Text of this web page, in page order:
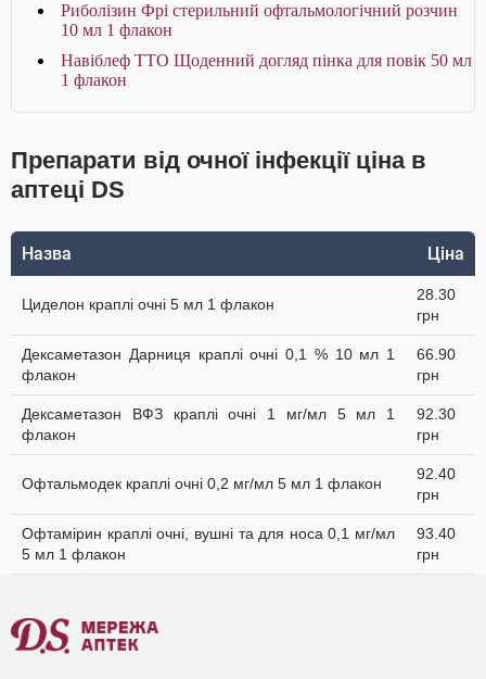
Риболізин Фрі стерильний офтальмологічний розчин
10 мл 1 флакон
Навіблеф ТТО Щоденний догляд пінка для повік 50 мл
1 флакон
Препарати від очної інфекції ціна в
аптеці DS
Назва Ціна
Циделон краплі очні 5 мл 1 флакон
28.30
грн
Дексаметазон Дарниця краплі очні 0,1 % 10 мл 1
флакон
66.90
грн
Дексаметазон ВФЗ краплі очні 1 мг/мл 5 мл 1
флакон
92.30
грн
Офтальмодек краплі очні 0,2 мг/мл 5 мл 1 флакон
92.40
грн
Офтамірин краплі очні, вушні та для носа 0,1 мг/мл
5 мл 1 флакон
93.40
грн